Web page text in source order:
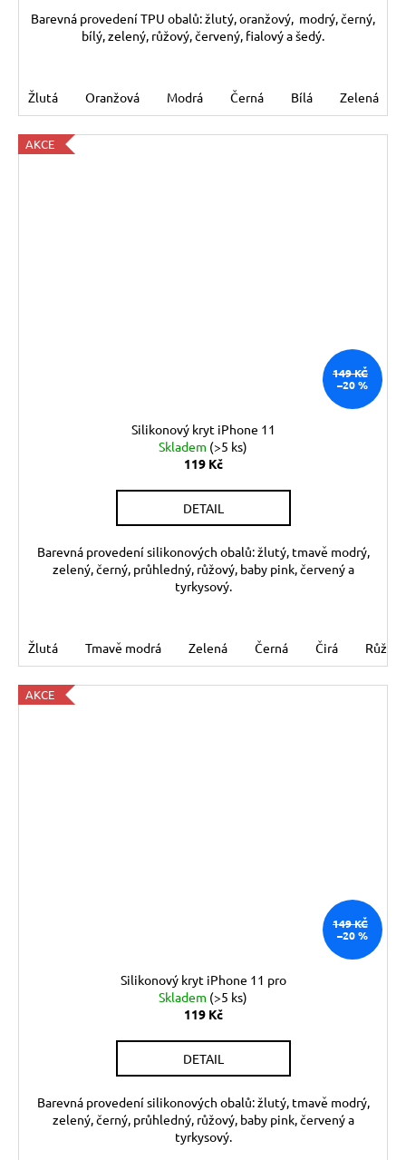
Barevná provedení TPU obalů: žlutý, oranžový, modrý, černý,
bílý, zelený, růžový, červený, fialový a šedý.
Žlutá Oranžová Modrá Černá Bílá Zelená
AKCE
149 KČ
–20 %
Silikonový kryt iPhone 11
Skladem (>5 ks)
119 Kč
DETAIL
Barevná provedení silikonových obalů: žlutý, tmavě modrý,
zelený, černý, průhledný, růžový, baby pink, červený a
tyrkysový.
Žlutá Tmavě modrá Zelená Černá Čirá Růžová
AKCE
149 KČ
–20 %
Silikonový kryt iPhone 11 pro
Skladem (>5 ks)
119 Kč
DETAIL
Barevná provedení silikonových obalů: žlutý, tmavě modrý,
zelený, černý, průhledný, růžový, baby pink, červený a
tyrkysový.